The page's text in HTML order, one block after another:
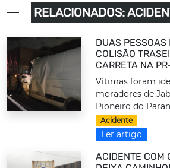
RELACIONADOS:
DUAS PESSOAS
COLISÃO
CARRETA NA
Vítimas foram
moradores de
Pioneiro do
Acidente
Ler artigo
ACIDENTE COM